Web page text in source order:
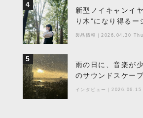
4
新型ノイキャンイ
り木”になり得る
製品情報 2026.04.30 Thu
5
雨の日に、音楽が
のサウンドスケー
インタビュー 2026.06.15